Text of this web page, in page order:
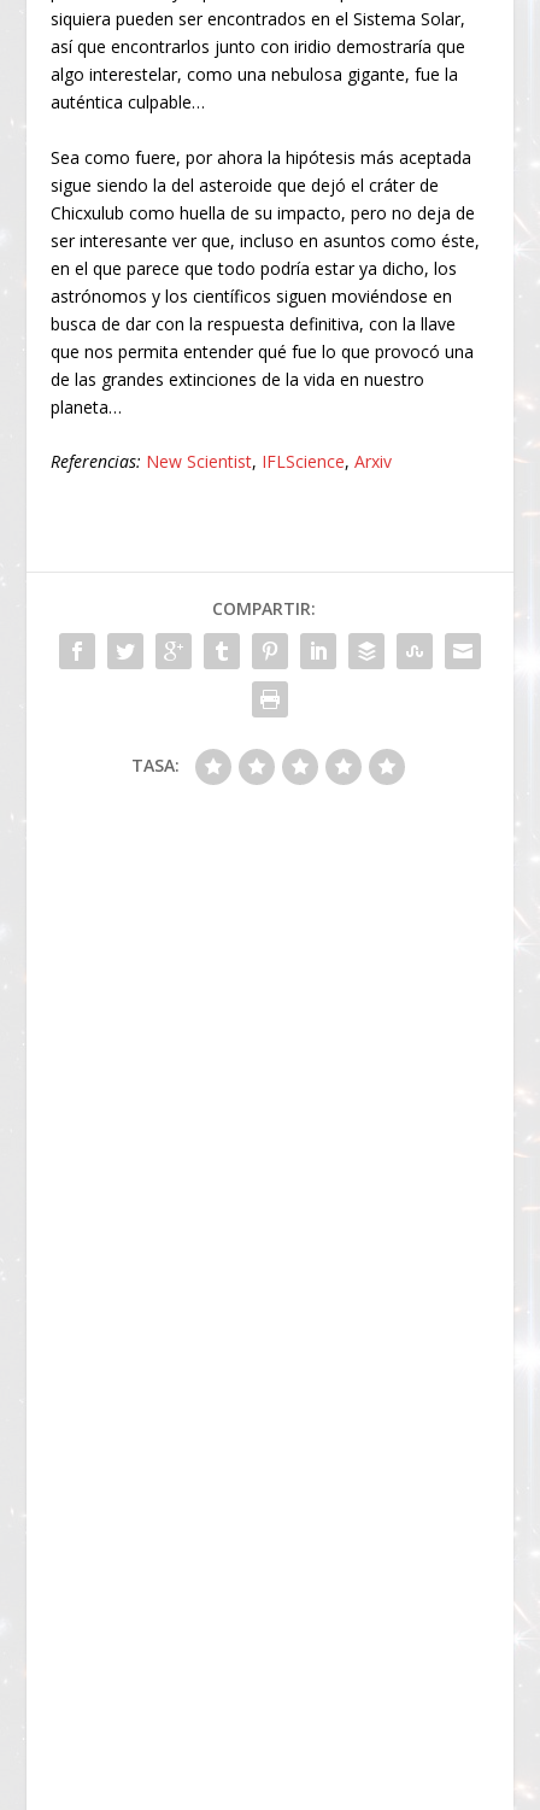
siquiera pueden ser encontrados en el Sistema Solar,
así que encontrarlos junto con iridio demostraría que
algo interestelar, como una nebulosa gigante, fue la
auténtica culpable…
Sea como fuere, por ahora la hipótesis más aceptada
sigue siendo la del asteroide que dejó el cráter de
Chicxulub como huella de su impacto, pero no deja de
ser interesante ver que, incluso en asuntos como éste,
en el que parece que todo podría estar ya dicho, los
astrónomos y los científicos siguen moviéndose en
busca de dar con la respuesta definitiva, con la llave
que nos permita entender qué fue lo que provocó una
de las grandes extinciones de la vida en nuestro
planeta…
Referencias: New Scientist, IFLScience,Arxiv
COMPARTIR:
TASA: